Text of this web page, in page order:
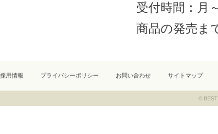
受付時間：月
商品の発売ま
採用情報 プライバシーポリシー お問い合わせ サイトマップ
© BEST